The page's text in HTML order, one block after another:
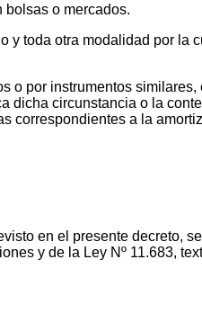
bolsas o mercados.
y toda otra modalidad por
o por instrumentos
dicha circunstancia o la
correspondientes a la
en el presente decreto,
y de la Ley Nº 11.683,